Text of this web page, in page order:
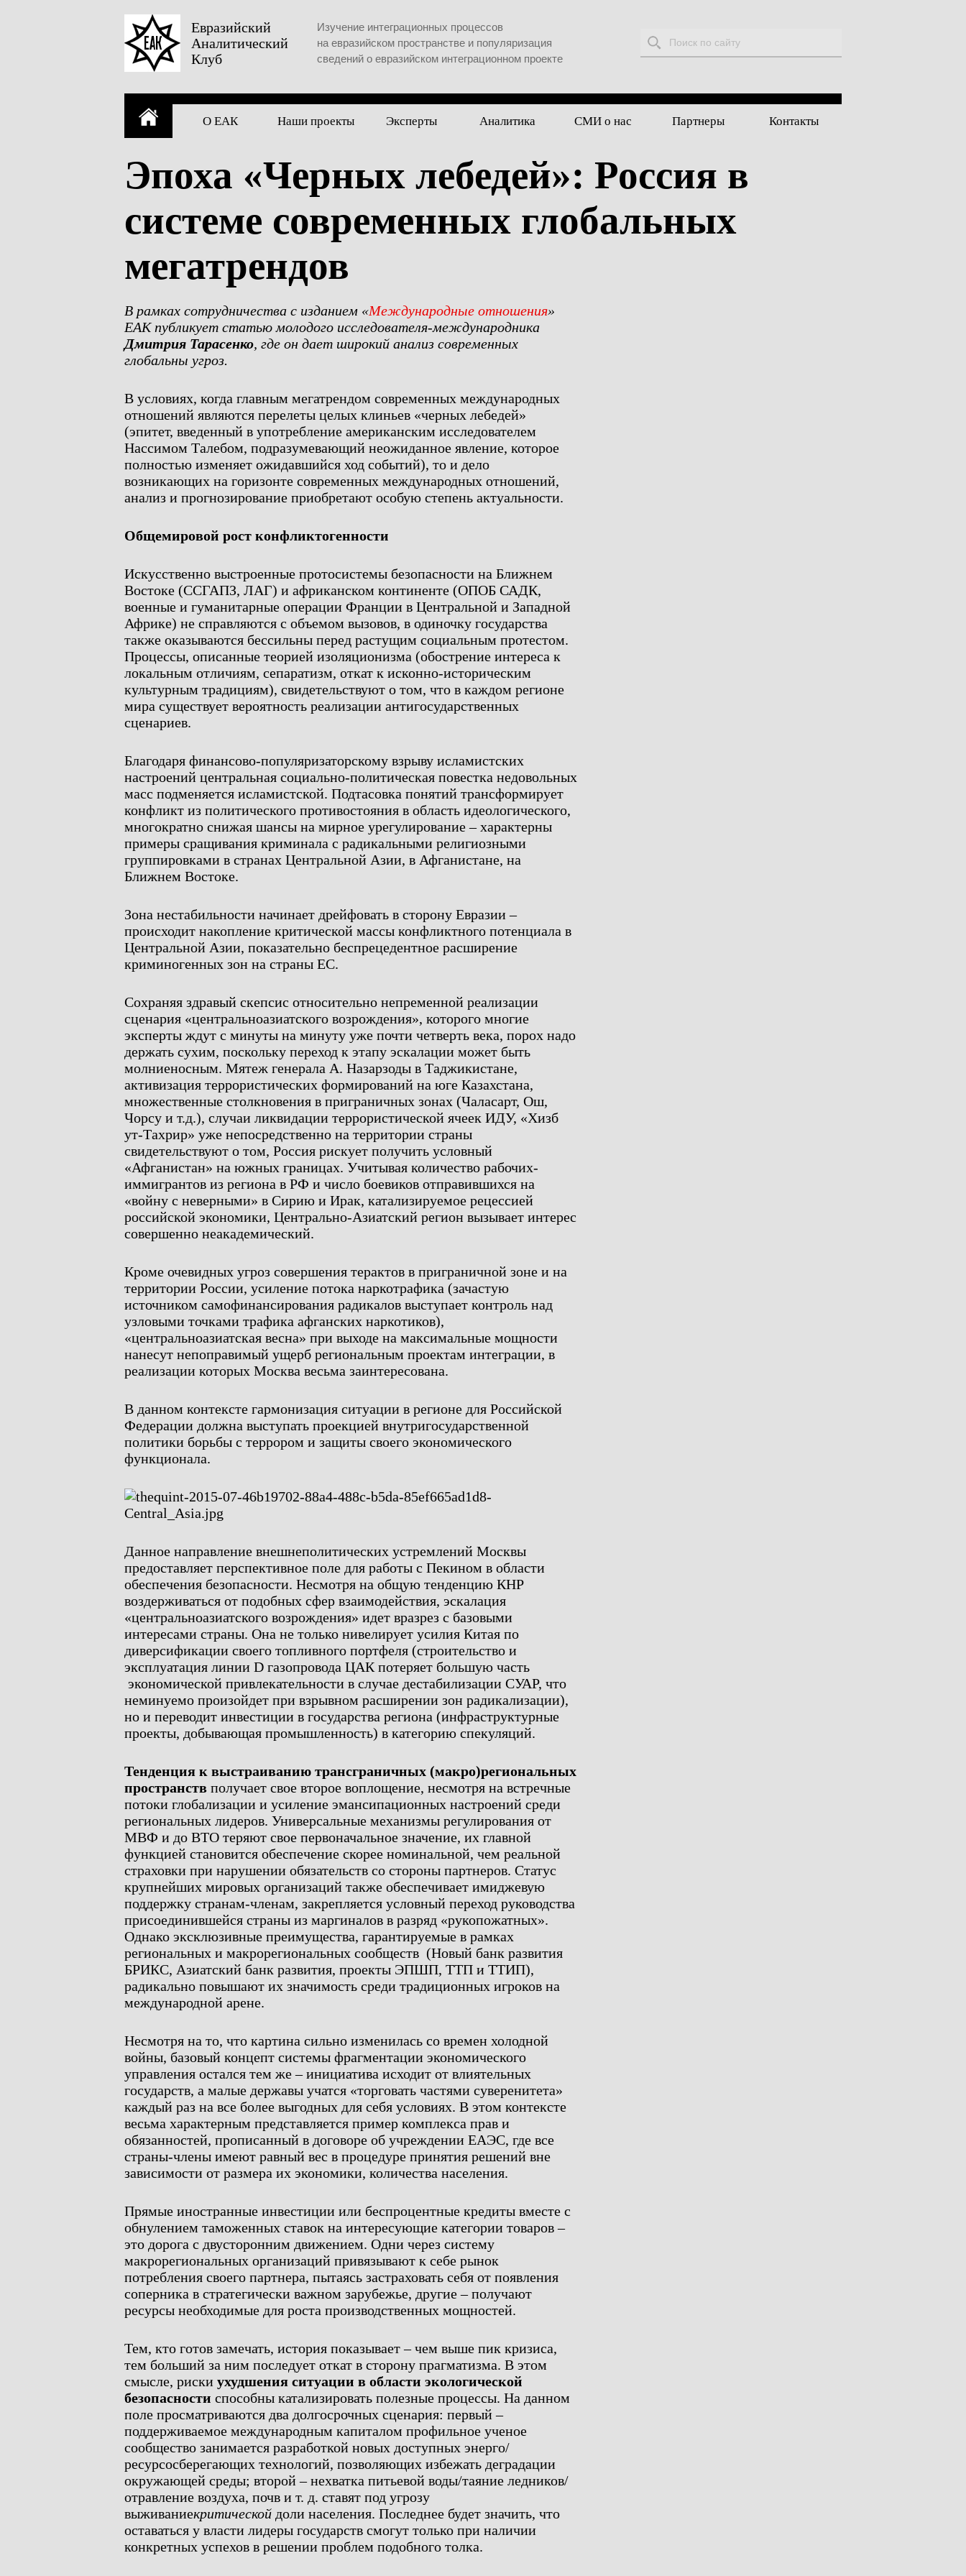
Евразийский
Аналитический
Клуб
Изучение интеграционных процессов
на евразийском пространстве и популяризация
сведений о евразийском интеграционном проекте
О ЕАК Наши проекты Эксперты Аналитика СМИ о нас Партнеры Контакты
Эпоха «Черных лебедей»: Россия в
системе современных глобальных
мегатрендов
В рамках сотрудничества с изданием «Международные отношения»
ЕАК публикует статью молодого исследователя-международника
Дмитрия Тарасенко, где он дает широкий анализ современных
глобальны угроз.
В условиях, когда главным мегатрендом современных международных
отношений являются перелеты целых клиньев «черных лебедей»
(эпитет, введенный в употребление американским исследователем
Нассимом Талебом, подразумевающий неожиданное явление, которое
полностью изменяет ожидавшийся ход событий), то и дело
возникающих на горизонте современных международных отношений,
анализ и прогнозирование приобретают особую степень актуальности.
Общемировой рост конфликтогенности
Искусственно выстроенные протосистемы безопасности на Ближнем
Востоке (ССГАПЗ, ЛАГ) и африканском континенте (ОПОБ САДК,
военные и гуманитарные операции Франции в Центральной и Западной
Африке) не справляются с объемом вызовов, в одиночку государства
также оказываются бессильны перед растущим социальным протестом.
Процессы, описанные теорией изоляционизма (обострение интереса к
локальным отличиям, сепаратизм, откат к исконно-историческим
культурным традициям), свидетельствуют о том, что в каждом регионе
мира существует вероятность реализации антигосударственных
сценариев.
Благодаря финансово-популяризаторскому взрыву исламистских
настроений центральная социально-политическая повестка недовольных
масс подменяется исламистской. Подтасовка понятий трансформирует
конфликт из политического противостояния в область идеологического,
многократно снижая шансы на мирное урегулирование – характерны
примеры сращивания криминала с радикальными религиозными
группировками в странах Центральной Азии, в Афганистане, на
Ближнем Востоке.
Зона нестабильности начинает дрейфовать в сторону Евразии –
происходит накопление критической массы конфликтного потенциала в
Центральной Азии, показательно беспрецедентное расширение
криминогенных зон на страны ЕС.
Сохраняя здравый скепсис относительно непременной реализации
сценария «центральноазиатского возрождения», которого многие
эксперты ждут с минуты на минуту уже почти четверть века, порох надо
держать сухим, поскольку переход к этапу эскалации может быть
молниеносным. Мятеж генерала А. Назарзоды в Таджикистане,
активизация террористических формирований на юге Казахстана,
множественные столкновения в приграничных зонах (Чаласарт, Ош,
Чорсу и т.д.), случаи ликвидации террористической ячеек ИДУ, «Хизб
ут-Тахрир» уже непосредственно на территории страны
свидетельствуют о том, Россия рискует получить условный
«Афганистан» на южных границах. Учитывая количество рабочих-
иммигрантов из региона в РФ и число боевиков отправившихся на
«войну с неверными» в Сирию и Ирак, катализируемое рецессией
российской экономики, Центрально-Азиатский регион вызывает интерес
совершенно неакадемический.
Кроме очевидных угроз совершения терактов в приграничной зоне и на
территории России, усиление потока наркотрафика (зачастую
источником самофинансирования радикалов выступает контроль над
узловыми точками трафика афганских наркотиков),
«центральноазиатская весна» при выходе на максимальные мощности
нанесут непоправимый ущерб региональным проектам интеграции, в
реализации которых Москва весьма заинтересована.
В данном контексте гармонизация ситуации в регионе для Российской
Федерации должна выступать проекцией внутригосударственной
политики борьбы с террором и защиты своего экономического
функционала.
Данное направление внешнеполитических устремлений Москвы
предоставляет перспективное поле для работы с Пекином в области
обеспечения безопасности. Несмотря на общую тенденцию КНР
воздерживаться от подобных сфер взаимодействия, эскалация
«центральноазиатского возрождения» идет вразрез с базовыми
интересами страны. Она не только нивелирует усилия Китая по
диверсификации своего топливного портфеля (строительство и
эксплуатация линии D газопровода ЦАК потеряет большую часть
экономической привлекательности в случае дестабилизации СУАР, что
неминуемо произойдет при взрывном расширении зон радикализации),
но и переводит инвестиции в государства региона (инфраструктурные
проекты, добывающая промышленность) в категорию спекуляций.
Тенденция к выстраиванию трансграничных (макро)региональных
пространств получает свое второе воплощение, несмотря на встречные
потоки глобализации и усиление эмансипационных настроений среди
региональных лидеров. Универсальные механизмы регулирования от
МВФ и до ВТО теряют свое первоначальное значение, их главной
функцией становится обеспечение скорее номинальной, чем реальной
страховки при нарушении обязательств со стороны партнеров. Статус
крупнейших мировых организаций также обеспечивает имиджевую
поддержку странам-членам, закрепляется условный переход руководства
присоединившейся страны из маргиналов в разряд «рукопожатных».
Однако эксклюзивные преимущества, гарантируемые в рамках
региональных и макрорегиональных сообществ (Новый банк развития
БРИКС, Азиатский банк развития, проекты ЭПШП, ТТП и ТТИП),
радикально повышают их значимость среди традиционных игроков на
международной арене.
Несмотря на то, что картина сильно изменилась со времен холодной
войны, базовый концепт системы фрагментации экономического
управления остался тем же – инициатива исходит от влиятельных
государств, а малые державы учатся «торговать частями суверенитета»
каждый раз на все более выгодных для себя условиях. В этом контексте
весьма характерным представляется пример комплекса прав и
обязанностей, прописанный в договоре об учреждении ЕАЭС, где все
страны-члены имеют равный вес в процедуре принятия решений вне
зависимости от размера их экономики, количества населения.
Прямые иностранные инвестиции или беспроцентные кредиты вместе с
обнулением таможенных ставок на интересующие категории товаров –
это дорога с двусторонним движением. Одни через систему
макрорегиональных организаций привязывают к себе рынок
потребления своего партнера, пытаясь застраховать себя от появления
соперника в стратегически важном зарубежье, другие – получают
ресурсы необходимые для роста производственных мощностей.
Тем, кто готов замечать, история показывает – чем выше пик кризиса,
тем больший за ним последует откат в сторону прагматизма. В этом
смысле, риски ухудшения ситуации в области экологической
безопасности способны катализировать полезные процессы. На данном
поле просматриваются два долгосрочных сценария: первый –
поддерживаемое международным капиталом профильное ученое
сообщество занимается разработкой новых доступных энерго/
ресурсосберегающих технологий, позволяющих избежать деградации
окружающей среды; второй – нехватка питьевой воды/таяние ледников/
отравление воздуха, почв и т. д. ставят под угрозу
выживаниекритической доли населения. Последнее будет значить, что
оставаться у власти лидеры государств смогут только при наличии
конкретных успехов в решении проблем подобного толка.